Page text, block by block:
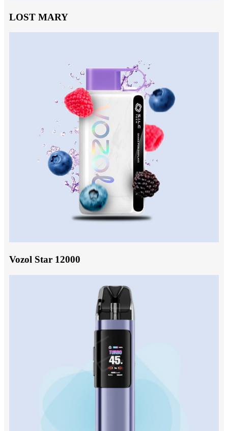
LOST MARY
Vozol Star 12000